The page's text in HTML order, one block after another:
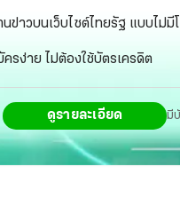
ร์ภูมิภาค 16 แห่งทั่วประเท
บการณ์จริงและคัดเลือกเห
นผู้ประกอบการฯ เดินทางไ
ชอาณาจักร ฝรั่งเศส ญี่ปุ่น
นข่าวบนเว็บไซต์ไทยรัฐ แบบไม่
ครง่าย ไม่ต้องใช้บัตรเครดิต
ดูรายละเอียด มี